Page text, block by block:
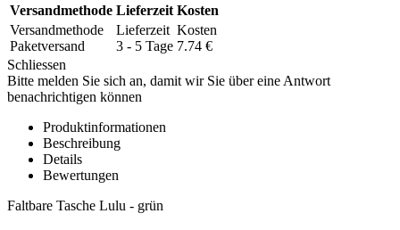
Versandmethode Lieferzeit Kosten
Versandmethode
Paketversand
Lieferzeit
3 - 5 Tage
Kosten
7.74 €
Schliessen
Bitte melden Sie sich an, damit wir Sie über eine Antwort
benachrichtigen können
Produktinformationen
Beschreibung
Details
Bewertungen
Faltbare Tasche Lulu - grün